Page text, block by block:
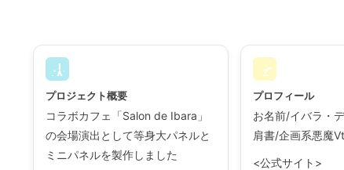
プロジェクト概要
コラボカフェ「Salon de Ibara」
の会場演出として等身大パネルと
ミニパネルを製作しました
プロフィール
お名前/イバラ・
肩書/企画系悪魔
<公式サイト>